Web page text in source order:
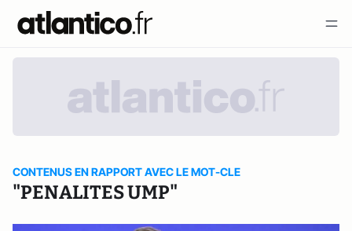
CONTENUS EN RAPPORT AVEC LE MOT-CLE
"PENALITES UMP"